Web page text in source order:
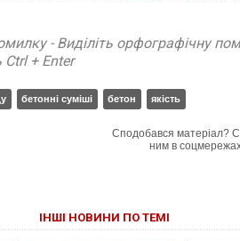
- Виділіть орфографічну
+ Enter
бетонні суміші бетон якість
Сподобався матеріал?
ним в
ІНШІ НОВИНИ ПО ТЕМІ